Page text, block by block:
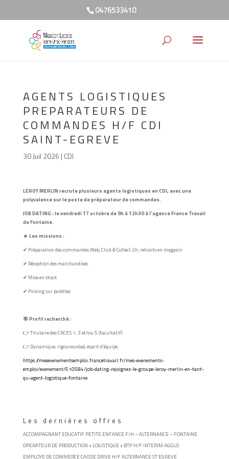
0476533410
AGENTS LOGISTIQUES
PREPARATEURS DE
COMMANDES H/F CDI
SAINT-EGREVE
30 Juil 2026 | CDI
LEROY MERLIN recruteplusieurs agents logistiques en CDI, avec une
polyvalence sur le poste de préparateur de commandes.
JOB DATING : le vendredi 17 octobre de 9h à 12h30 à l’agence France Travail
de Fontaine.
🔹 Les missions :
✔ Préparation des commandes Web, Click & Collect 2h, retraits en magasin
✔ Réception des marchandises
✔ Mise en stock
✔ Picking sur palettes
🎯 Profil recherché :
👉 Titulaire des CACES 1, 3 et/ou 5 (facultatif)
👉 Dynamique, rigoureux(se), esprit d’équipe
https://mesevenementsemploi.francetravail.fr/mes-evenements-
emploi/evenement/510584/job-dating-rejoignez-le-groupe-leroy-merlin-en-tant-
qu-agent-logistique-fontaine
Les dernières offres
ACCOMPAGNANT EDUCATIF PETITE ENFANCE F/H – ALTERNANCE – FONTAINE
OPERATEUR DE PRODUCTION + LOGISTIQUE + BTP H/F INTERIM AGGLO
EMPLOYE DE COMMERCE CAISSE DRIVE H/F ALTERNANCE ST EGREVE